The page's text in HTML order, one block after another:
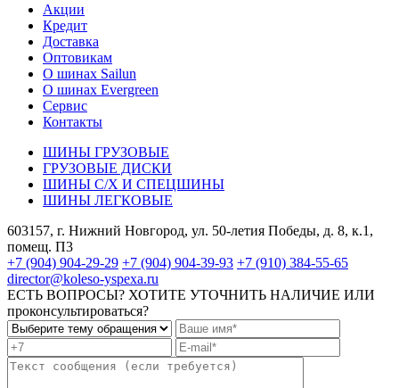
Акции
Кредит
Доставка
Оптовикам
О шинах Sailun
О шинах Evergreen
Сервис
Контакты
ШИНЫ ГРУЗОВЫЕ
ГРУЗОВЫЕ ДИСКИ
ШИНЫ С/Х И СПЕЦШИНЫ
ШИНЫ ЛЕГКОВЫЕ
603157, г. Нижний Новгород, ул. 50-летия Победы, д. 8, к.1,
помещ. П3
+7 (904) 904-29-29 +7 (904) 904-39-93 +7 (910) 384-55-65
director@koleso-yspexa.ru
ЕСТЬ ВОПРОСЫ? ХОТИТЕ УТОЧНИТЬ НАЛИЧИЕ ИЛИ
проконсультироваться?